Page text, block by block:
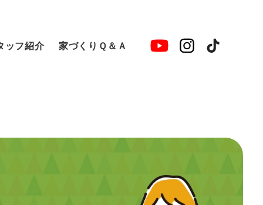
ッフ紹介 家づくりＱ＆Ａ